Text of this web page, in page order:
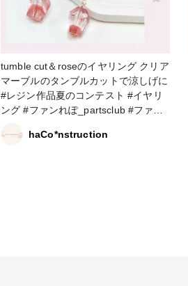
tumble cut＆roseのイヤリング クリア
マーブルのタンブルカットで涼しげに
#レジン作品夏のコンテスト #イヤリ
ング #ファンれぽ_partsclub #ファン
haCo*nstruction